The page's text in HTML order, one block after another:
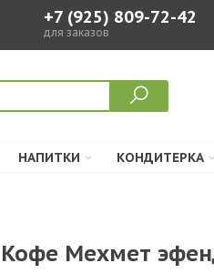
+7 (925) 809-72-42
для заказов
НАПИТКИ КОНДИТЕРКА
Кофе Мехмет